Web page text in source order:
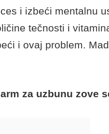
i izbeći mentalnu
tečnosti i
i ovaj problem.
za uzbunu zove